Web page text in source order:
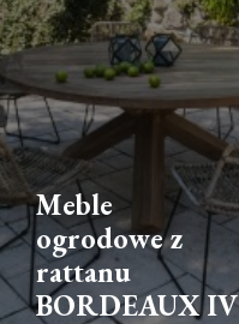
Meble
ogrodowe z
rattanu
BORDEAUX IV